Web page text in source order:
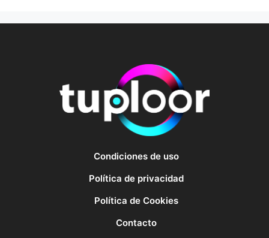
Condiciones de uso
Política de privacidad
Política de Cookies
Contacto